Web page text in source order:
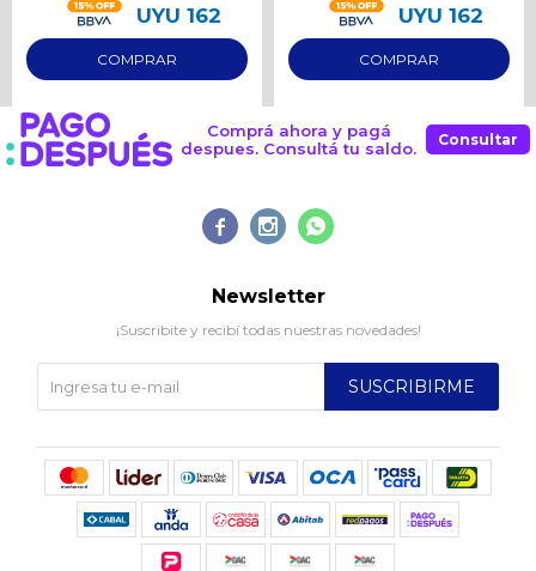
UYU 162 UYU 162
Comprá ahora y pagá
despues. Consultá tu saldo.
Consultar
  
Newsletter
¡Suscribite y recibí todas nuestras novedades!
SUSCRIBIRME